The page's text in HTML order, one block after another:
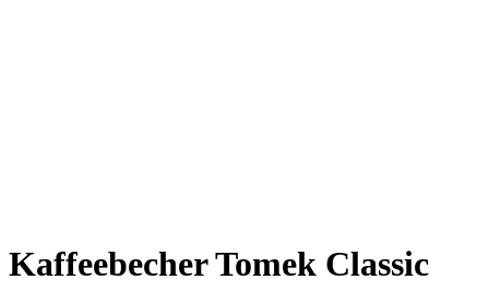
Kaffeebecher Tomek Classic